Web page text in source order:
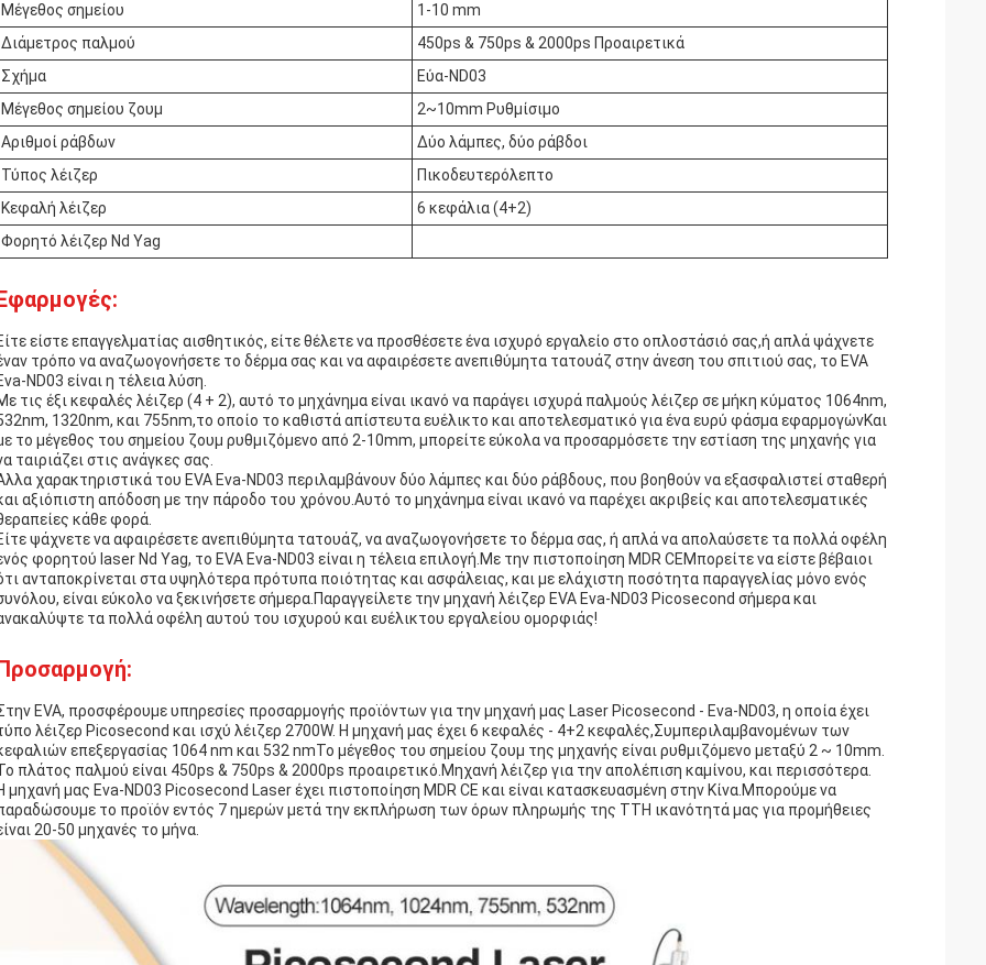
Μέγεθος σημείου
1-10 mm
Διάμετρος παλμού
450ps & 750ps & 2000ps Προαιρετικά
Σχήμα
Εύα-ND03
Μέγεθος σημείου ζουμ
2~10mm Ρυθμίσιμο
Αριθμοί ράβδων
Δύο λάμπες, δύο ράβδοι
Τύπος λέιζερ
Πικοδευτερόλεπτο
Κεφαλή λέιζερ
6 κεφάλια (4+2)
Φορητό λέιζερ Nd Yag
είστε επαγγελματίας αισθητικός, είτε θέλετε να προσθέσετε ένα ισχυρό εργαλείο στο οπλοστάσιό σας,ή απλά ψάχνετε
τρόπο να αναζωογονήσετε το δέρμα σας και να αφαιρέσετε ανεπιθύμητα τατουάζ στην άνεση του σπιτιού σας, το EVA
ND03 είναι η τέλεια λύση.
τις έξι κεφαλές λέιζερ (4 + 2), αυτό το μηχάνημα είναι ικανό να παράγει ισχυρά παλμούς λέιζερ σε μήκη κύματος 1064nm,
1320nm, και 755nm,το οποίο το καθιστά απίστευτα ευέλικτο και αποτελεσματικό για ένα ευρύ φάσμα εφαρμογώνΚαι
το μέγεθος του σημείου ζουμ ρυθμιζόμενο από 2-10mm, μπορείτε εύκολα να προσαρμόσετε την εστίαση της μηχανής για
ταιριάζει στις ανάγκες σας.
χαρακτηριστικά του EVA Eva-ND03 περιλαμβάνουν δύο λάμπες και δύο ράβδους, που βοηθούν να εξασφαλιστεί σταθερή
αξιόπιστη απόδοση με την πάροδο του χρόνου.Αυτό το μηχάνημα είναι ικανό να παρέχει ακριβείς και αποτελεσματικές
κάθε φορά.
ψάχνετε να αφαιρέσετε ανεπιθύμητα τατουάζ, να αναζωογονήσετε το δέρμα σας, ή απλά να απολαύσετε τα πολλά οφέλη
φορητού laser Nd Yag, το EVA Eva-ND03 είναι η τέλεια επιλογή.Με την πιστοποίηση MDR CEΜπορείτε να είστε βέβαιοι
ανταποκρίνεται στα υψηλότερα πρότυπα ποιότητας και ασφάλειας, και με ελάχιστη ποσότητα παραγγελίας μόνο ενός
είναι εύκολο να ξεκινήσετε σήμερα.Παραγγείλετε την μηχανή λέιζερ EVA Eva-ND03 Picosecond σήμερα και
τα πολλά οφέλη αυτού του ισχυρού και ευέλικτου εργαλείου ομορφιάς!
EVA, προσφέρουμε υπηρεσίες προσαρμογής προϊόντων για την μηχανή μας Laser Picosecond - Eva-ND03, η οποία έχει
λέιζερ Picosecond και ισχύ λέιζερ 2700W. Η μηχανή μας έχει 6 κεφαλές - 4+2 κεφαλές,Συμπεριλαμβανομένων των
επεξεργασίας 1064 nm και 532 nmΤο μέγεθος του σημείου ζουμ της μηχανής είναι ρυθμιζόμενο μεταξύ 2 ~ 10mm.
πλάτος παλμού είναι 450ps & 750ps & 2000ps προαιρετικό.Μηχανή λέιζερ για την απολέπιση καμίνου, και περισσότερα.
μηχανή μας Eva-ND03 Picosecond Laser έχει πιστοποίηση MDR CE και είναι κατασκευασμένη στην Κίνα.Μπορούμε να
το προϊόν εντός 7 ημερών μετά την εκπλήρωση των όρων πληρωμής της TTΗ ικανότητά μας για προμήθειες
20-50 μηχανές το μήνα.